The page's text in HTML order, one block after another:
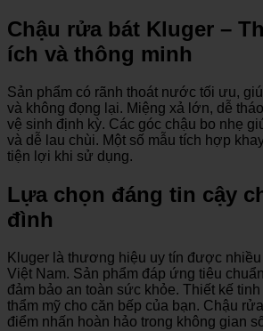
Chậu rửa bát Kluger –
ích và thông minh
Sản phẩm có rãnh thoát nước tối ưu,
và không đọng lại. Miệng xả lớn, dễ
vệ sinh định kỳ. Các góc chậu bo nhẹ
và dễ lau chùi. Một số mẫu tích hợp
tiện lợi khi sử dụng.
Lựa chọn đáng tin cậy
đình
Kluger là thương hiệu uy tín được
Việt Nam. Sản phẩm đáp ứng tiêu
đảm bảo an toàn sức khỏe. Thiết kế
thẩm mỹ cho căn bếp của bạn. Chậu
điểm nhấn hoàn hảo trong không gian